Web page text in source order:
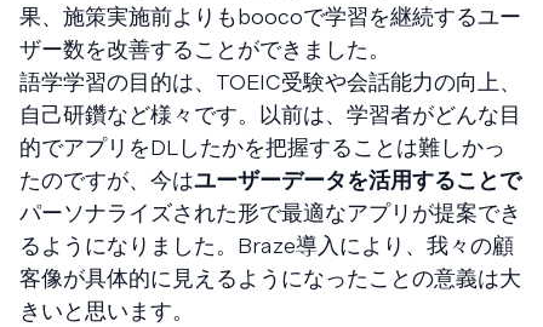
果、施策実施前よりもboocoで学習を継続するユー
ザー数を改善することができました。
語学学習の目的は、TOEIC受験や会話能力の向上、
自己研鑽など様々です。以前は、学習者がどんな目
的でアプリをDLしたかを把握することは難しかっ
たのですが、今はユーザーデータを活用することで
パーソナライズされた形で最適なアプリが提案でき
るようになりました。Braze導入により、我々の顧
客像が具体的に見えるようになったことの意義は大
きいと思います。